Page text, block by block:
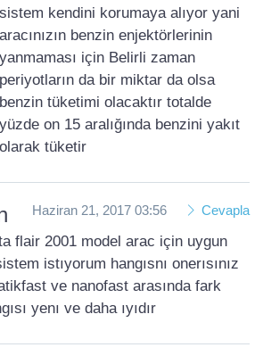
sistem kendini korumaya alıyor yani
aracınızın benzin enjektörlerinin
yanmaması için Belirli zaman
periyotların da bir miktar da olsa
benzin tüketimi olacaktır totalde
yüzde on 15 aralığında benzini yakıt
olarak tüketir
Haziran 21, 2017 03:56 Cevapla
flair 2001 model arac için uygun
istıyorum hangısnı onerısınız
ve nanofast arasında fark
yenı ve daha ıyıdır